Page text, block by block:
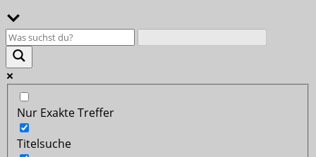
Nur Exakte Treffer
Titelsuche